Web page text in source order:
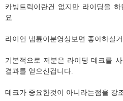
카빙트릭이란건 없지만 라이딩을
요
라이언 냅튠이분영상보면 좋아하실
기본적으로 저분은 라이딩 데크를
결과를 얻으신겁니다.
데크가 중요한것이 아니라는점을 강